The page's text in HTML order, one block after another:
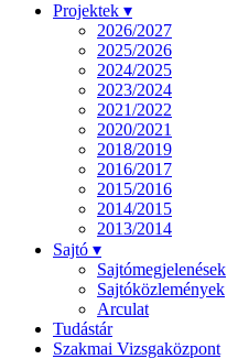
Projektek ▾
2026/2027
2025/2026
2024/2025
2023/2024
2021/2022
2020/2021
2018/2019
2016/2017
2015/2016
2014/2015
2013/2014
Sajtó ▾
Sajtómegjelenések
Sajtóközlemények
Arculat
Tudástár
Szakmai Vizsgaközpont